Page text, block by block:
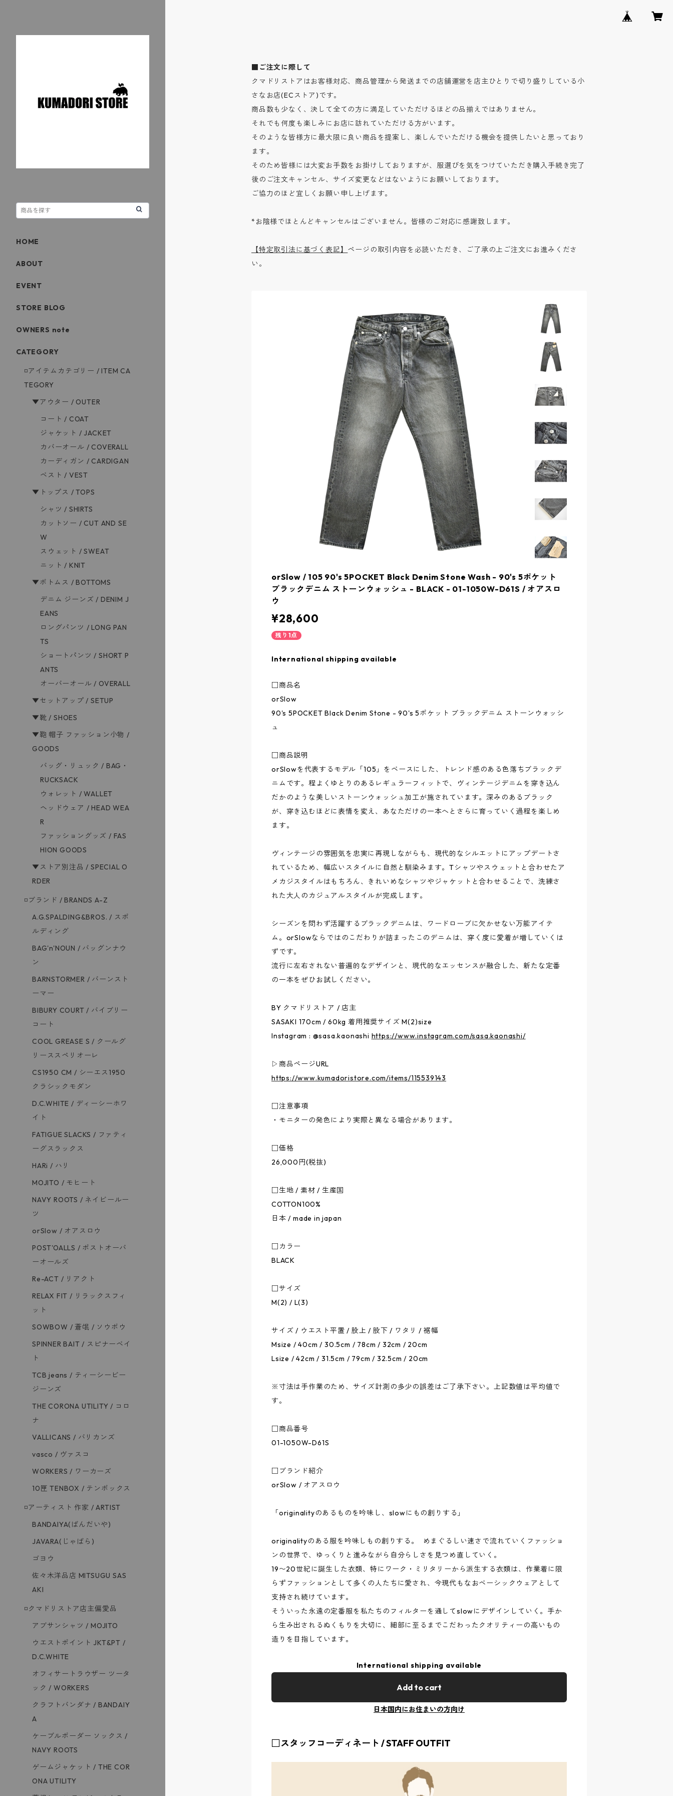
■ご注文に際して
クマドリストアはお客様対応、商品管理から発送までの店舗運営を店主ひとりで切り盛りしている小
さなお店(ECストア)です。
商品数も少なく、決して全ての方に満足していただけるほどの品揃えではありません。
それでも何度も楽しみにお店に訪れていただける方がいます。
そのような皆様方に最大限に良い商品を提案し、楽しんでいただける機会を提供したいと思っており
ます。
そのため皆様には大変お手数をお掛けしておりますが、服選びを気をつけていただき購入手続き完了
後のご注文キャンセル、サイズ変更などはないようにお願いしております。
ご協力のほど宜しくお願い申し上げます。
*お陰様でほとんどキャンセルはございません。皆様のご対応に感謝致します。
【特定取引法に基づく表記】 ページの取引内容を必読いただき、ご了承の上ご注文にお進みくださ
い。
orSlow / 105 90's 5POCKET Black Denim Stone Wash - 90's 5ポケット
ブラックデニム ストーンウォッシュ - BLACK - 01-1050W-D61S / オアスロ
ウ
¥28,600
残り1点
International shipping available
□商品名
orSlow
90's 5POCKET Black Denim Stone - 90's 5ポケット ブラックデニム ストーンウォッシ
ュ
□商品説明
orSlowを代表するモデル「105」をベースにした、トレンド感のある色落ちブラックデ
ニムです。程よくゆとりのあるレギュラーフィットで、ヴィンテージデニムを穿き込ん
だかのような美しいストーンウォッシュ加工が施されています。深みのあるブラック
が、穿き込むほどに表情を変え、あなただけの一本へとさらに育っていく過程を楽しめ
ます。
ヴィンテージの雰囲気を忠実に再現しながらも、現代的なシルエットにアップデートさ
れているため、幅広いスタイルに自然と馴染みます。Tシャツやスウェットと合わせたア
メカジスタイルはもちろん、きれいめなシャツやジャケットと合わせることで、洗練さ
れた大人のカジュアルスタイルが完成します。
シーズンを問わず活躍するブラックデニムは、ワードローブに欠かせない万能アイテ
ム。orSlowならではのこだわりが詰まったこのデニムは、穿く度に愛着が増していくは
ずです。
流行に左右されない普遍的なデザインと、現代的なエッセンスが融合した、新たな定番
の一本をぜひお試しください。
BY クマドリストア / 店主
SASAKI 170cm / 60kg 着用推奨サイズ M(2)size
Instagram : @sasa.kaonashi https://www.instagram.com/sasa.kaonashi/
▷商品ページURL
https://www.kumadoristore.com/items/115539143
□注意事項
・モニターの発色により実際と異なる場合があります。
□価格
26,000円(税抜)
□生地 / 素材 / 生産国
COTTON100%
日本 / made in japan
□カラー
BLACK
□サイズ
M(2) / L(3)
サイズ / ウエスト平置 / 股上 / 股下 / ワタリ / 裾幅
Msize / 40cm / 30.5cm / 78cm / 32cm / 20cm
Lsize / 42cm / 31.5cm / 79cm / 32.5cm / 20cm
※寸法は手作業のため、サイズ計測の多少の誤差はご了承下さい。上記数値は平均値で
す。
□商品番号
01-1050W-D61S
□ブランド紹介
orSlow / オアスロウ
「originalityのあるものを吟味し、slowにもの創りする」
originalityのある服を吟味しもの創りする。 めまぐるしい速さで流れていくファッショ
ンの世界で、ゆっくりと進みながら自分らしさを見つめ直していく。
19〜20世紀に誕生した衣類、特にワーク・ミリタリーから派生する衣類は、作業着に限
らずファッションとして多くの人たちに愛され、今現代もなおベーシックウェアとして
支持され続けています。
そういった永遠の定番服を私たちのフィルターを通してslowにデザインしていく。手か
ら生み出されるぬくもりを大切に、細部に至るまでこだわったクオリティーの高いもの
造りを目指しています。
International shipping available
Add to cart
日本国内にお住まいの方向け
□スタッフコーディネート / STAFF OUTFIT
HOME
ABOUT
EVENT
STORE BLOG
OWNERS note
CATEGORY
◽️アイテムカテゴリー / ITEM CA
TEGORY
▼アウター / OUTER
コート / COAT
ジャケット / JACKET
カバーオール / COVERALL
カーディガン / CARDIGAN
ベスト / VEST
▼トップス / TOPS
シャツ / SHIRTS
カットソー / CUT AND SE
W
スウェット / SWEAT
ニット / KNIT
▼ボトムス / BOTTOMS
デニム ジーンズ / DENIM J
EANS
ロングパンツ / LONG PAN
TS
ショートパンツ / SHORT P
ANTS
オーバーオール / OVERALL
▼セットアップ / SETUP
▼靴 / SHOES
▼鞄 帽子 ファッション小物 /
GOODS
バッグ・リュック / BAG・
RUCKSACK
ウォレット / WALLET
ヘッドウェア / HEAD WEA
R
ファッショングッズ / FAS
HION GOODS
▼ストア別注品 / SPECIAL O
RDER
◽️ブランド / BRANDS A-Z
A.G.SPALDING&BROS. / スポ
ルディング
BAG'n'NOUN / バッグンナウ
ン
BARNSTORMER / バーンスト
ーマー
BIBURY COURT / バイブリー
コート
COOL GREASE S / クールグ
リーススペリオーレ
CS1950 CM / シーエス1950
クラシックモダン
D.C.WHITE / ディーシーホワ
イト
FATIGUE SLACKS / ファティ
ーグスラックス
HARi / ハリ
MOJITO / モヒート
NAVY ROOTS / ネイビールー
ツ
orSlow / オアスロウ
POST'OALLS / ポストオーバ
ーオールズ
Re-ACT / リアクト
RELAX FIT / リラックスフィ
ット
SOWBOW / 蒼氓 / ソウボウ
SPINNER BAIT / スピナーベイ
ト
TCB jeans / ティーシービー
ジーンズ
THE CORONA UTILITY / コロ
ナ
VALLICANS / バリカンズ
vasco / ヴァスコ
WORKERS / ワーカーズ
10匣 TENBOX / テンボックス
◽️アーティスト 作家 / ARTIST
BANDAIYA(ばんだいや)
JAVARA(じゃばら)
ゴヨウ
佐々木洋品店 MITSUGU SAS
AKI
◽️クマドリストア店主偏愛品
アブサンシャツ / MOJITO
ウエストポイント JKT&PT /
D.C.WHITE
オフィサートラウザー ツータ
ック / WORKERS
クラフトバンダナ / BANDAIY
A
ケーブルボーダー ソックス /
NAVY ROOTS
ゲームジャケット / THE COR
ONA UTILITY